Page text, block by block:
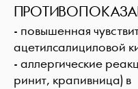
- повышенная
ацетилсалициловой
- аллергические
ринит, крапивница)